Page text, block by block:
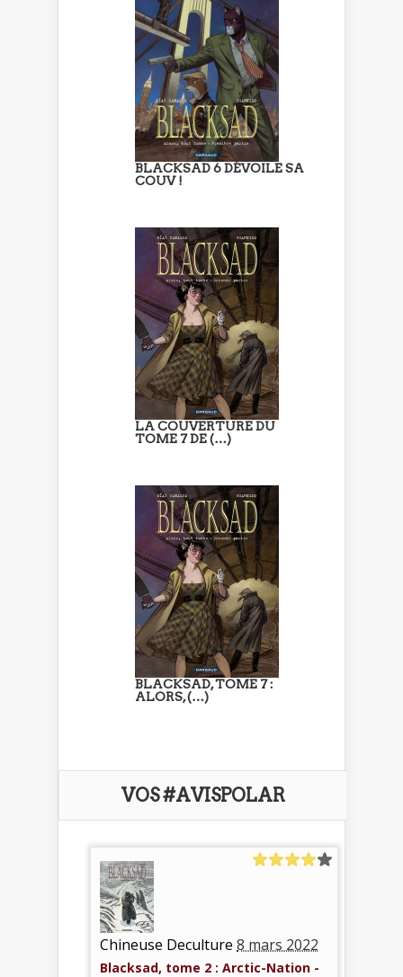
BLACKSAD 6 DÉVOILE SA
COUV !
LA COUVERTURE DU
TOME 7 DE (…)
BLACKSAD, TOME 7 :
ALORS, (…)
VOS #AVISPOLAR
Chineuse Deculture 8 mars 2022
Blacksad, tome 2 : Arctic-Nation -